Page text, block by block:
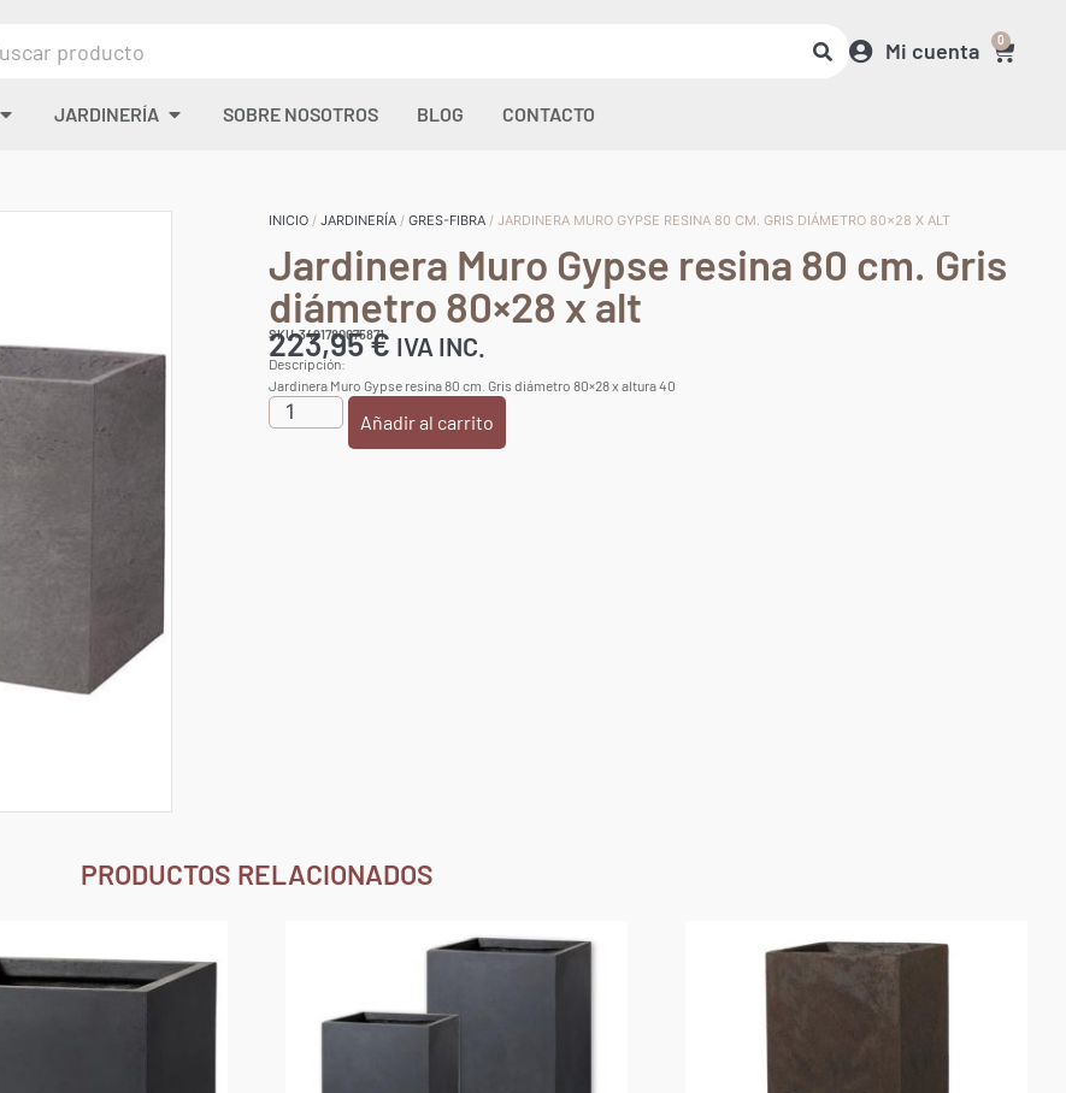
Mi cuenta 0
JARDINERÍA SOBRE NOSOTROS BLOG CONTACTO
INICIO / JARDINERÍA / GRES-FIBRA / JARDINERA MURO GYPSE RESINA 80 CM. GRIS DIÁMETRO 80×28 X ALT
Jardinera Muro Gypse resina 80 cm. Gris
diámetro 80×28 x alt
SKU:3491780075871
223,95€ IVA INC.
Descripción:
Jardinera Muro Gypse resina 80 cm. Gris diámetro 80×28 x altura 40
Añadir al carrito
PRODUCTOS RELACIONADOS